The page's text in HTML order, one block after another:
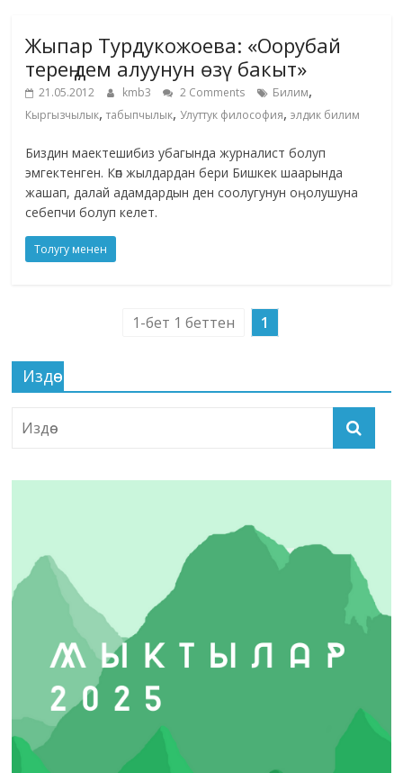
Жыпар Турдукожоева: «Оорубай
тереӊ дем алуунун өзү бакыт»
21.05.2012 kmb3 2 Comments Билим,
Кыргызчылык,табыпчылык, Улуттук философия,элдик билим
Биздин маектешибиз убагында журналист болуп
эмгектенген. Көп жылдардан бери Бишкек шаарында
жашап, далай адамдардын ден соолугунун оӊолушуна
себепчи болуп келет.
Толугу менен
1-бет 1 беттен 1
Издөө